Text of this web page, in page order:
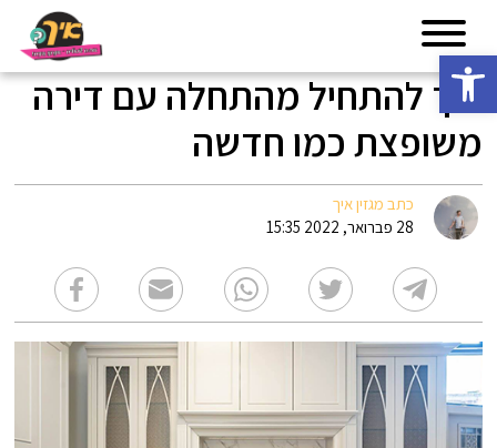
פתח סרגל נגישות
איך להתחיל מהתחלה עם דירה
משופצת כמו חדשה
כתב מגזין איך
28 פברואר, 2022 15:35